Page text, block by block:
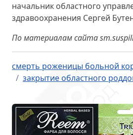
начальник областного
здравоохранения Сергей
По материалам сайта
смерть роженицы больной
закрытие областного